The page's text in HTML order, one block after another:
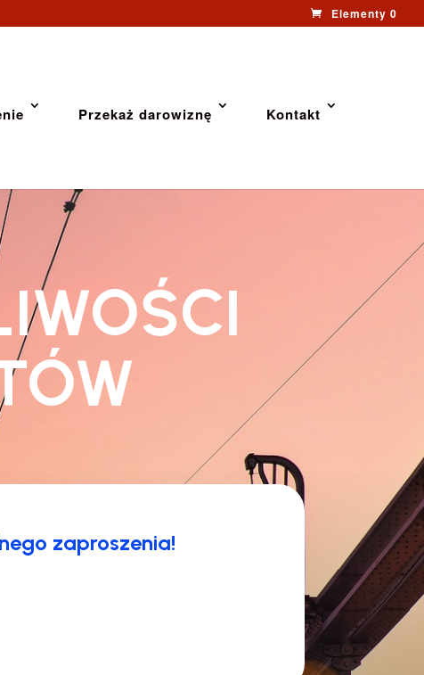
Elementy 0
Przekaż darowiznę
Kontakt
zaproszenia!